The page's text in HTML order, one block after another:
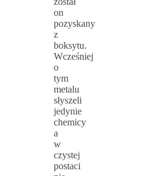
on
pozyskany
z
boksytu.
Wcześniej
o
tym
metalu
słyszeli
jedynie
chemicy
a
w
czystej
postaci